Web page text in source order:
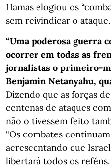
Hamas elogiou os
sem reivindicar o ataque.
“Uma poderosa guerra
ocorrer em todas as
jornalistas o primeiro-
Benjamin Netanyahu,
Dizendo que as forças
centenas de ataques
não o tivessem feito
“Os combates continuam
acrescentando que
libertará todos os reféns.